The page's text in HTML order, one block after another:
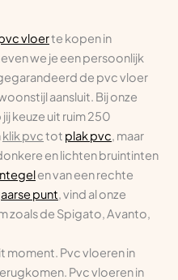
vloerte kopen in
we je een persoonlijk
de pvc vloer
aansluit. Bij onze
keuze uit ruim 250
klik pvctot plak pvc, maar
en lichten bruintinten
en van een rechte
punt, vind al onze
zoals de Spigato, Avanto,
moment. Pvc vloeren in
Pvc vloeren in